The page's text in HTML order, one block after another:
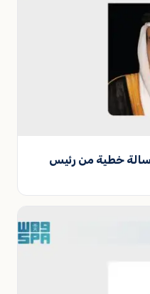
خطية من رئيس